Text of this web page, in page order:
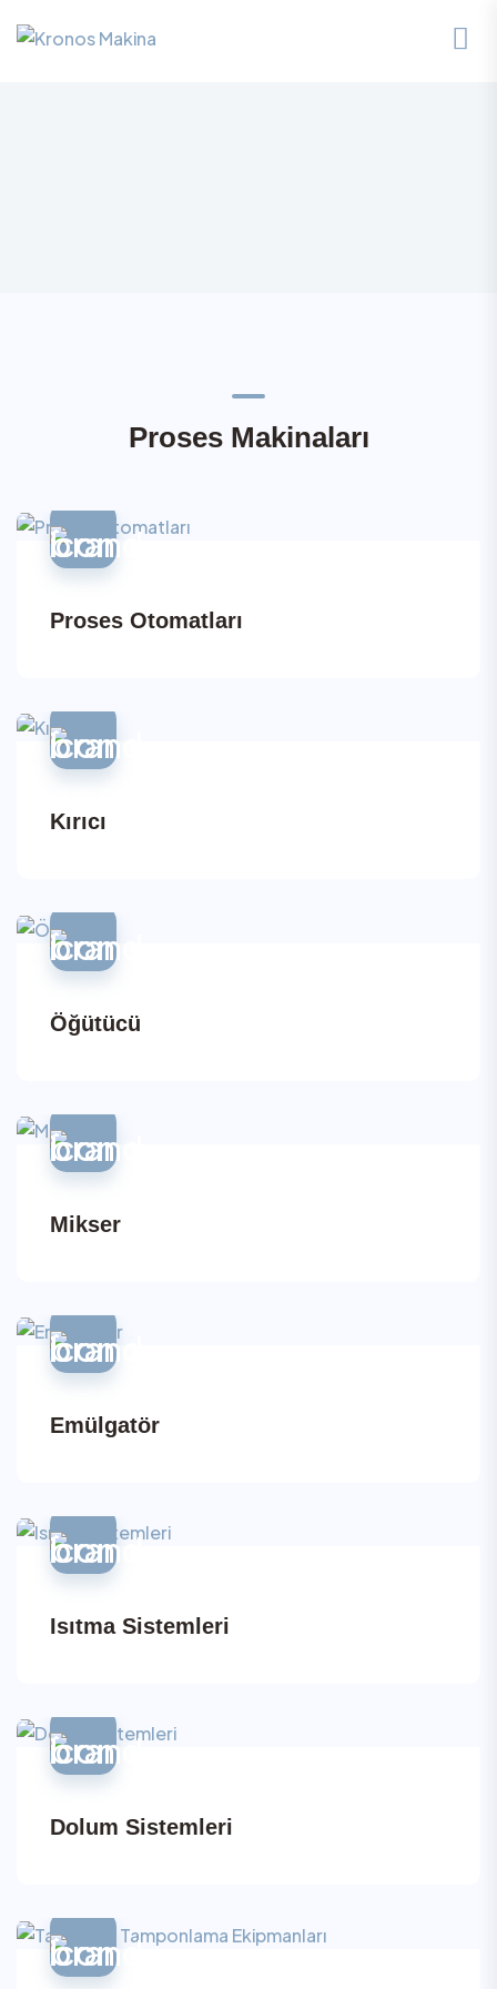
Proses Makinaları
Proses Otomatları
Kırıcı
Öğütücü
Mikser
Emülgatör
Isıtma Sistemleri
Dolum Sistemleri